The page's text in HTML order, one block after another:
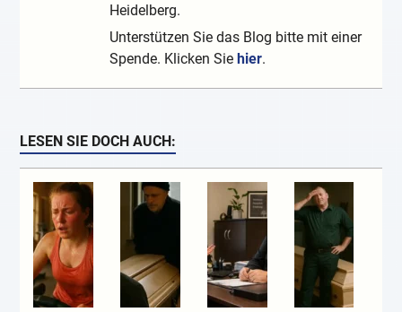
Heidelberg.
Unterstützen Sie das Blog bitte mit einer
Spende. Klicken Siehier.
LESEN SIE DOCH AUCH: